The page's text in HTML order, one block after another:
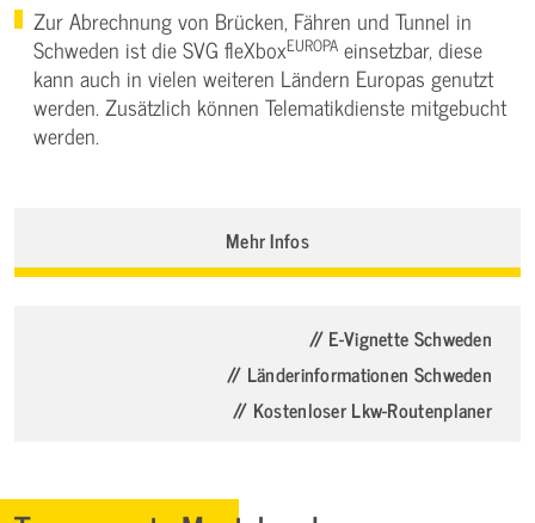
Zur Abrechnung von Brücken, Fähren und Tunnel in
Schweden ist die SVG fleXboxEUROPA einsetzbar, diese
kann auch in vielen weiteren Ländern Europas genutzt
werden. Zusätzlich können Telematikdienste mitgebucht
werden.
Mehr Infos
// E-Vignette Schweden
// Länderinformationen Schweden
// Kostenloser Lkw-Routenplaner